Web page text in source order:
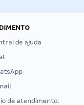
de ajuda
de atendimento: